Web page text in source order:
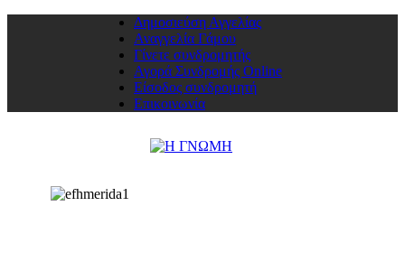
Δημοσιεύση Αγγελίας
Αναγγελία Γάμου
Γίνετε συνδρομητής
Αγορά Συνδρομής Online
Είσοδος συνδρομητή
Επικοινωνία